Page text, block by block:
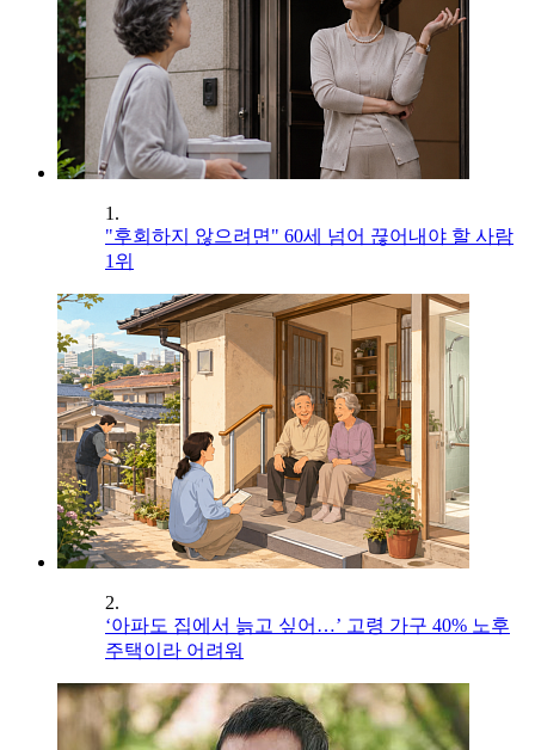
1.
"후회하지 않으려면" 60세 넘어 끊어내야 할 사람
1위
2.
‘아파도 집에서 늙고 싶어…’ 고령 가구 40% 노후
주택이라 어려워